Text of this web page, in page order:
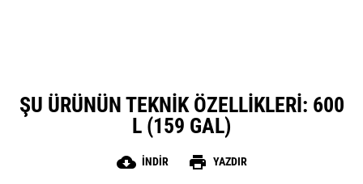
ŞU ÜRÜNÜN TEKNIK ÖZELLIKLERI: 600
L (159 GAL)
cloud_download İNDIR print YAZDIR